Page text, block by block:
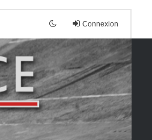
Connexion